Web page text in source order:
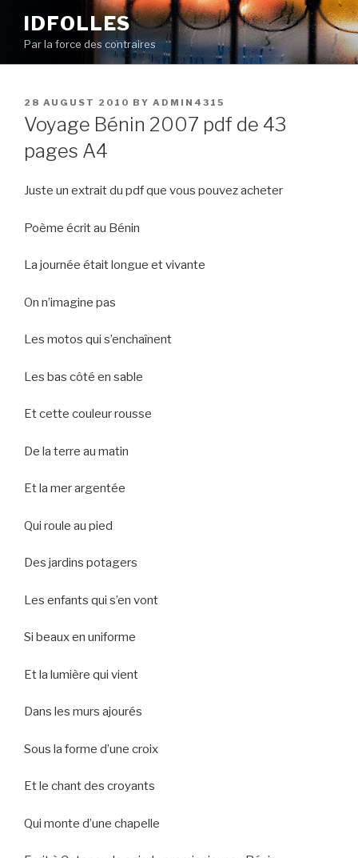
content
IDFOLLES
Par la force des contraires
POSTED
ON
28 AUGUST 2010 BY ADMIN4315
Voyage Bénin 2007 pdf de 43
pages A4
Juste un extrait du pdf que vous pouvez acheter
Poème écrit au Bénin
La journée était longue et vivante
On n’imagine pas
Les motos qui s’enchaînent
Les bas côté en sable
Et cette couleur rousse
De la terre au matin
Et la mer argentée
Qui roule au pied
Des jardins potagers
Les enfants qui s’en vont
Si beaux en uniforme
Et la lumière qui vient
Dans les murs ajourés
Sous la forme d’une croix
Et le chant des croyants
Qui monte d’une chapelle